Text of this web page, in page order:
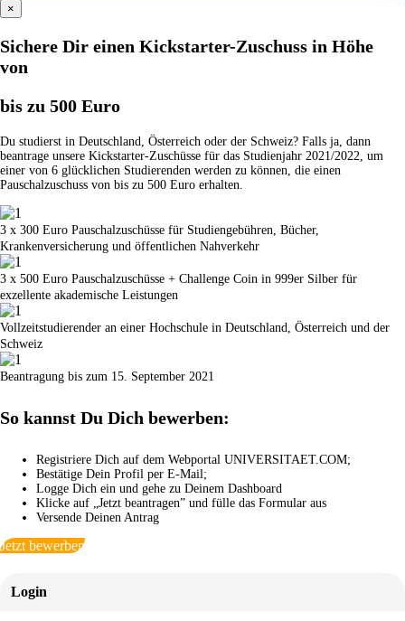
×
Sichere Dir einen Kickstarter-Zuschuss in Höhe
von
bis zu 500 Euro
Du studierst in Deutschland, Österreich oder der Schweiz? Falls ja, dann
beantrage unsere Kickstarter-Zuschüsse für das Studienjahr 2021/2022, um
einer von 6 glücklichen Studierenden werden zu können, die einen
Pauschalzuschuss von bis zu 500 Euro erhalten.
3 x 300 Euro Pauschalzuschüsse für Studiengebühren, Bücher,
Krankenversicherung und öffentlichen Nahverkehr
3 x 500 Euro Pauschalzuschüsse + Challenge Coin in 999er Silber für
exzellente akademische Leistungen
Vollzeitstudierender an einer Hochschule in Deutschland, Österreich und der
Schweiz
Beantragung bis zum 15. September 2021
So kannst Du Dich bewerben:
Registriere Dich auf dem Webportal UNIVERSITAET.COM;
Bestätige Dein Profil per E-Mail;
Logge Dich ein und gehe zu Deinem Dashboard
Klicke auf „Jetzt beantragen” und fülle das Formular aus
Versende Deinen Antrag
Jetzt bewerben
Login